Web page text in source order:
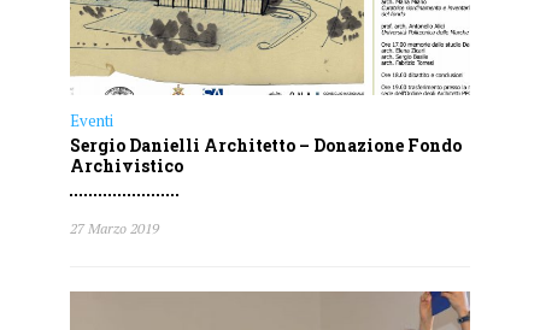
Eventi
Sergio Danielli Architetto – Donazione Fondo
Archivistico
27 Marzo 2019